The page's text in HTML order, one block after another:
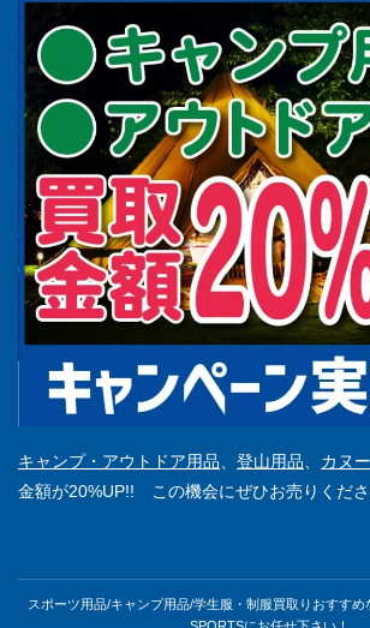
キャンプ・アウトドア用品 登山用品 カヌ
金額が20%UP!! この機会にぜひお売りくださ
スポーツ用品/キャンプ用品/学生服・制服買取りおすす